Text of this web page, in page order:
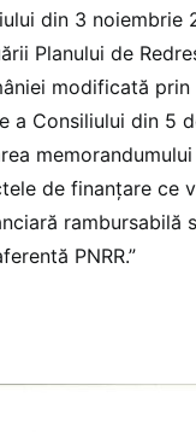
din 3 noiembrie
Planului de
modificată
a Consiliului din 5
de finanțare ce
rambursabilă
PNRR.”